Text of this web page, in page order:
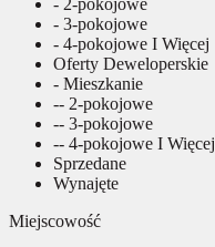
- 3-pokojowe
- 4-pokojowe I Więcej
Oferty Deweloperskie
- Mieszkanie
-- 2-pokojowe
-- 3-pokojowe
-- 4-pokojowe I Więcej
Sprzedane
Wynajęte
Miejscowość